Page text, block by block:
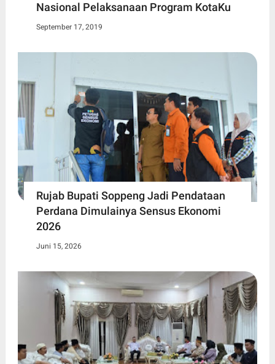
Nasional Pelaksanaan Program KotaKu
September 17, 2019
Rujab Bupati Soppeng Jadi Pendataan
Perdana Dimulainya Sensus Ekonomi
2026
Juni 15, 2026